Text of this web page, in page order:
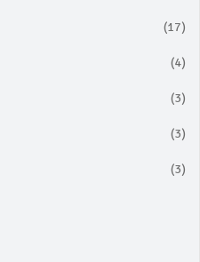
(17)
(4)
(3)
(3)
(3)